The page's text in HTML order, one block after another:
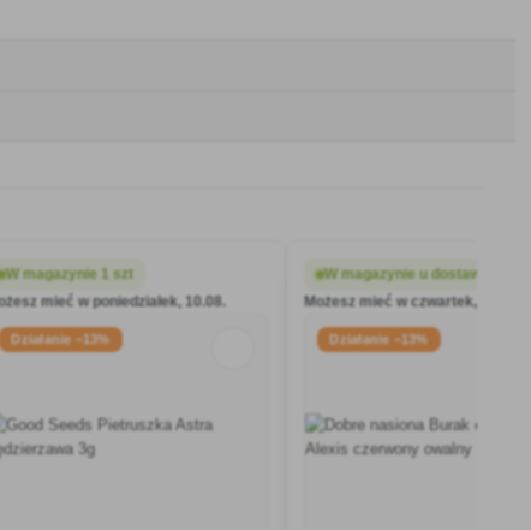
W magazynie 1 szt
mieć w poniedziałek, 10.08.
Działanie −13%
W magazynie u dostawcy
Możesz mieć w czwartek, 13.08.
Działanie −13%